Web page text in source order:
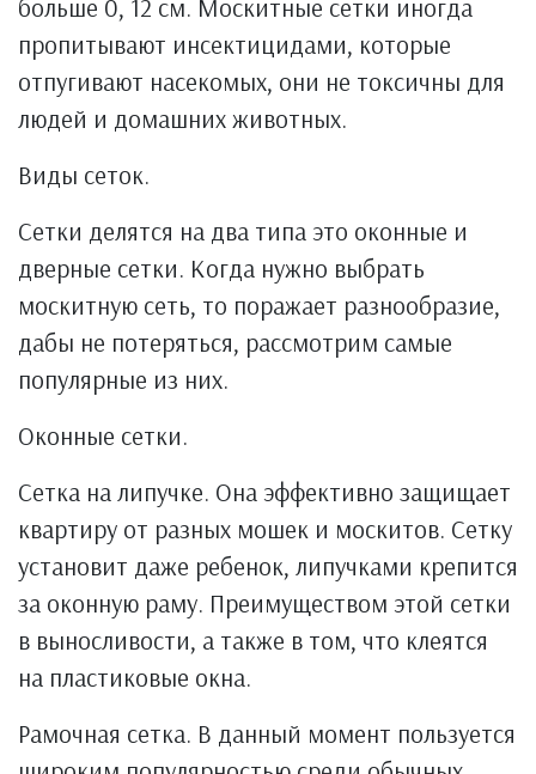
больше 0, 12 см. Москитные сетки иногда
пропитывают инсектицидами, которые
отпугивают насекомых, они не токсичны для
людей и домашних животных.
Виды сеток.
Сетки делятся на два типа это оконные и
дверные сетки. Когда нужно выбрать
москитную сеть, то поражает разнообразие,
дабы не потеряться, рассмотрим самые
популярные из них.
Оконные сетки.
Сетка на липучке. Она эффективно защищает
квартиру от разных мошек и москитов. Сетку
установит даже ребенок, липучками крепится
за оконную раму. Преимуществом этой сетки
в выносливости, а также в том, что клеятся
на пластиковые окна.
Рамочная сетка. В данный момент пользуется